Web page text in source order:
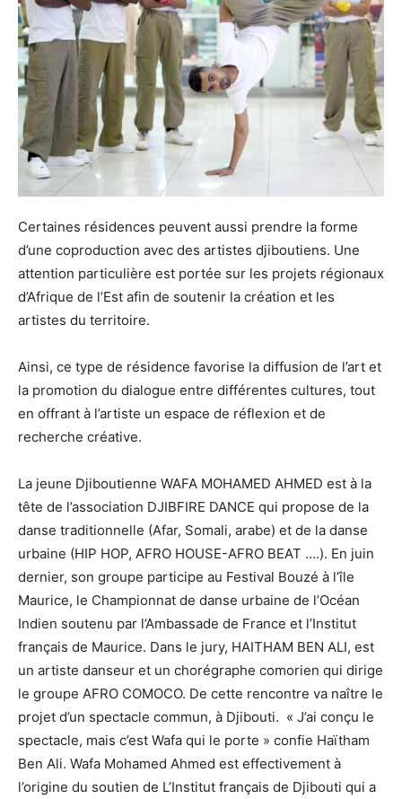
Certaines résidences peuvent aussi prendre la forme
d’une coproduction avec des artistes djiboutiens. Une
attention particulière est portée sur les projets régionaux
d’Afrique de l’Est afin de soutenir la création et les
artistes du territoire.
Ainsi, ce type de résidence favorise la diffusion de l’art et
la promotion du dialogue entre différentes cultures, tout
en offrant à l’artiste un espace de réflexion et de
recherche créative.
La jeune Djiboutienne WAFA MOHAMED AHMED est à la
tête de l’association DJIBFIRE DANCE qui propose de la
danse traditionnelle (Afar, Somali, arabe) et de la danse
urbaine (HIP HOP, AFRO HOUSE-AFRO BEAT ….). En juin
dernier, son groupe participe au Festival Bouzé à l’île
Maurice, le Championnat de danse urbaine de l’Océan
Indien soutenu par l’Ambassade de France et l’Institut
français de Maurice. Dans le jury, HAITHAM BEN ALI, est
un artiste danseur et un chorégraphe comorien qui dirige
le groupe AFRO COMOCO. De cette rencontre va naître le
projet d’un spectacle commun, à Djibouti. « J’ai conçu le
spectacle, mais c’est Wafa qui le porte » confie Haïtham
Ben Ali. Wafa Mohamed Ahmed est effectivement à
l’origine du soutien de L’Institut français de Djibouti qui a